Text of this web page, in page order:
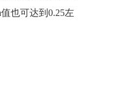
也可达到0.25左